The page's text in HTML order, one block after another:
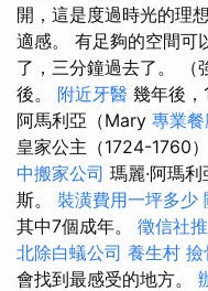
開，這是度過時光的理
適感。 有足夠的空間可
了，三分鐘過去了。 （
後。 附近牙醫 幾年後，
阿馬利亞（Mary 專業
皇家公主（1724-1760
中搬家公司 瑪麗·阿瑪
斯。 裝潢費用一坪多少
其中7個成年。 徵信社
北除白蟻公司 養生村 撿
會找到最感受的地方。